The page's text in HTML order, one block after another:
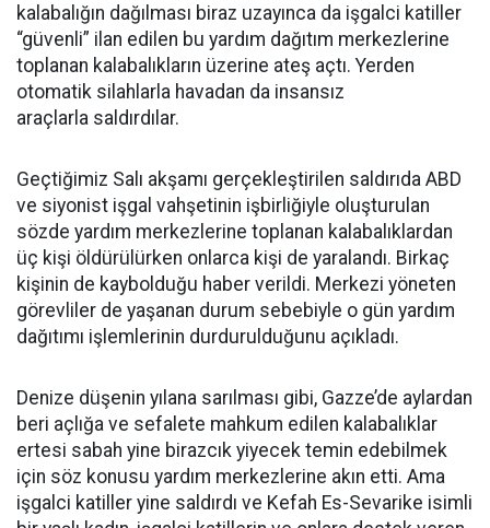
kalabalığın dağılması biraz uzayınca da işgalci katiller
“güvenli” ilan edilen bu yardım dağıtım merkezlerine
toplanan kalabalıkların üzerine ateş açtı. Yerden
otomatik silahlarla havadan da insansız
araçlarla saldırdılar.
Geçtiğimiz Salı akşamı gerçekleştirilen saldırıda ABD
ve siyonist işgal vahşetinin işbirliğiyle oluşturulan
sözde yardım merkezlerine toplanan kalabalıklardan
üç kişi öldürülürken onlarca kişi de yaralandı. Birkaç
kişinin de kaybolduğu haber verildi. Merkezi yöneten
görevliler de yaşanan durum sebebiyle o gün yardım
dağıtımı işlemlerinin durdurulduğunu açıkladı.
Denize düşenin yılana sarılması gibi, Gazze’de aylardan
beri açlığa ve sefalete mahkum edilen kalabalıklar
ertesi sabah yine birazcık yiyecek temin edebilmek
için söz konusu yardım merkezlerine akın etti. Ama
işgalci katiller yine saldırdı ve Kefah Es-Sevarike isimli